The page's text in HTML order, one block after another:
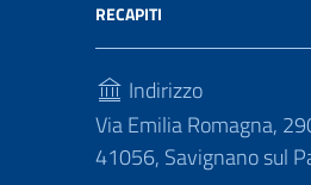
RECAPITI
Indirizzo
Via Emilia Romagna,
41056, Savignano sul